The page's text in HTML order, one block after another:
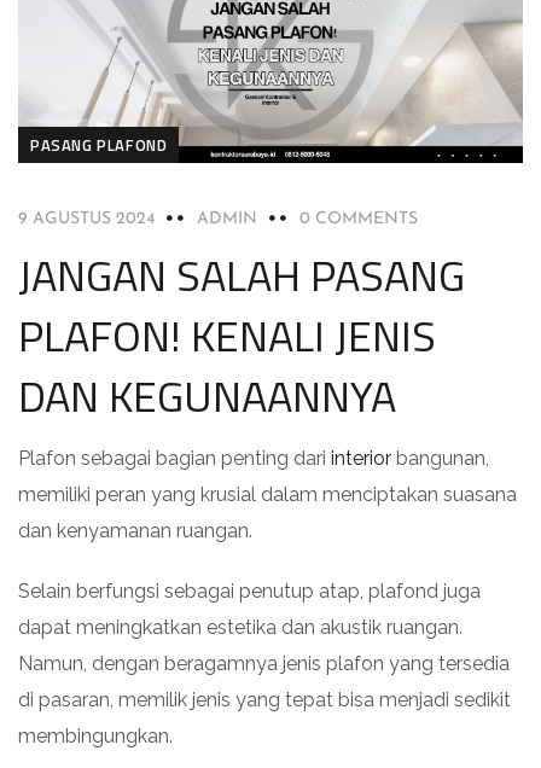
PASANG PLAFOND
9 AGUSTUS 2024 ADMIN 0 COMMENTS
JANGAN SALAH PASANG
PLAFON! KENALI JENIS
DAN KEGUNAANNYA
Plafon sebagai bagian penting dari interior bangunan,
memiliki peran yang krusial dalam menciptakan suasana
dan kenyamanan ruangan.
Selain berfungsi sebagai penutup atap, plafond juga
dapat meningkatkan estetika dan akustik ruangan.
Namun, dengan beragamnya jenis plafon yang tersedia
di pasaran, memilik jenis yang tepat bisa menjadi sedikit
membingungkan.